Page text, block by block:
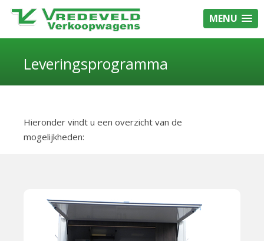
MENU
Leveringsprogramma
Hieronder vindt u een overzicht van de
mogelijkheden: